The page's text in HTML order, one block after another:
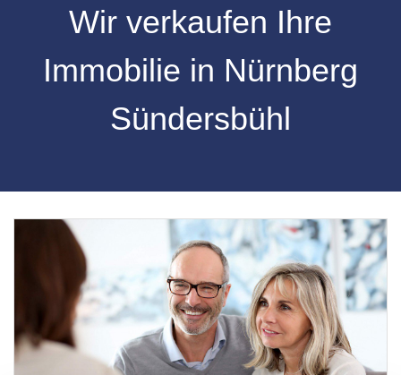
Wir verkaufen Ihre
Immobilie in Nürnberg
Sündersbühl